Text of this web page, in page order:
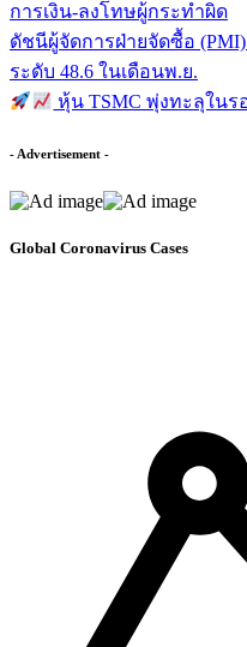
การเงิน-ลงโทษผู้กระทำผิด
ดัชนีผู้จัดการฝ่ายจัดซื้อ
ระดับ 48.6 ในเดือนพ.ย.
หุ้น TSMC พุ่งทะลุในร
- Advertisement -
Global Coronavirus Cases